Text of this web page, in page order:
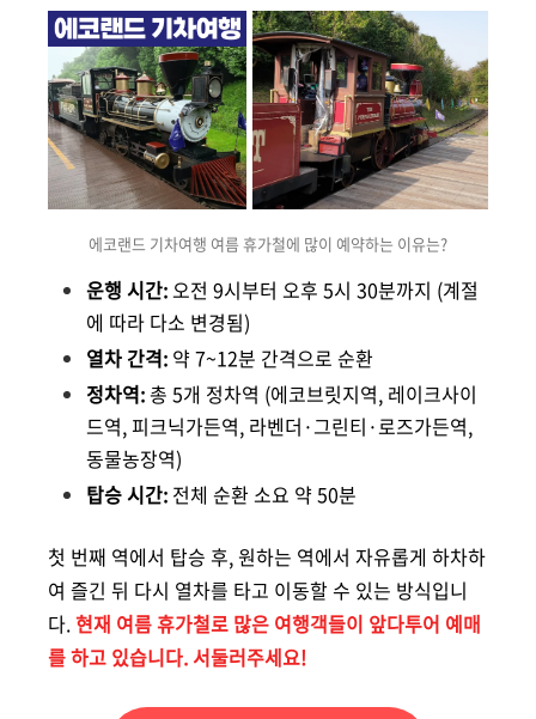
에코랜드 기차여행 여름 휴가철에 많이 예약하는 이유는?
운행 시간:오전 9시부터 오후 5시 30분까지 (계절
에 따라 다소 변경됨)
열차 간격: 약 7~12분 간격으로 순환
정차역:총 5개 정차역 (에코브릿지역, 레이크사이
드역, 피크닉가든역, 라벤더·그린티·로즈가든역,
동물농장역)
탑승 시간: 전체 순환 소요 약 50분
첫 번째 역에서 탑승 후, 원하는 역에서 자유롭게 하차하
여 즐긴 뒤 다시 열차를 타고 이동할 수 있는 방식입니
다.현재 여름 휴가철로 많은 여행객들이 앞다투어 예매
를 하고 있습니다. 서둘러주세요!